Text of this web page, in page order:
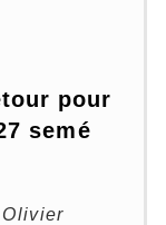
pour
semé
Olivier